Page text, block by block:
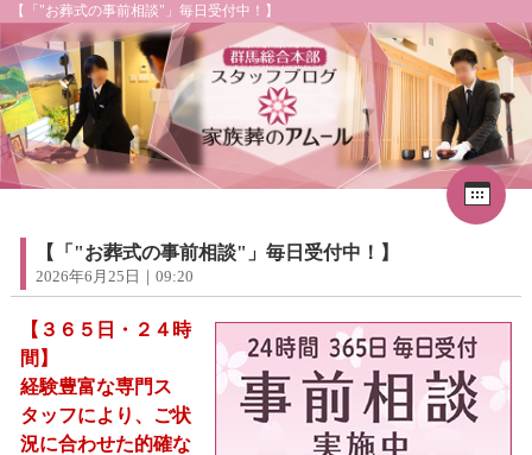
【「"お葬式の事前相談"」毎日受付中！】
1
3 4 5 6
9
10 11
16
17 18 19 20 21
22
23
24 25 26 27 28
29
30
【「"お葬式の事前相談"」毎日受付中！】
2026年6月25日｜09:20
【３６５日・２４時
間】
経験豊富な専門ス
タッフにより、ご状
況に合わせた的確な